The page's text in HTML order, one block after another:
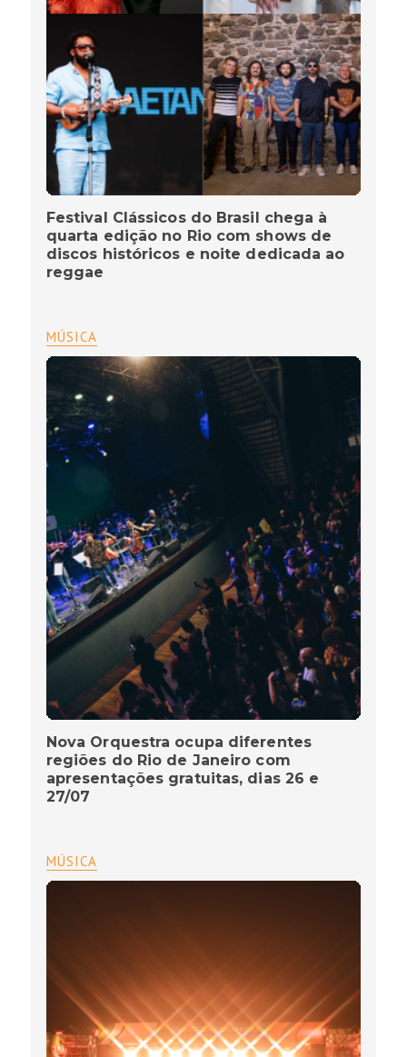
Festival Clássicos do Brasil chega à
quarta edição no Rio com shows de
discos históricos e noite dedicada ao
reggae
MÚSICA
Nova Orquestra ocupa diferentes
regiões do Rio de Janeiro com
apresentações gratuitas, dias 26 e
27/07
MÚSICA